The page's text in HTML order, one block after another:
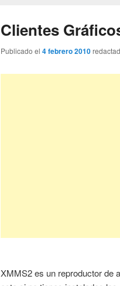
Clientes
Publicado el4 febrero 2010
XMMS2 es un reproductor de